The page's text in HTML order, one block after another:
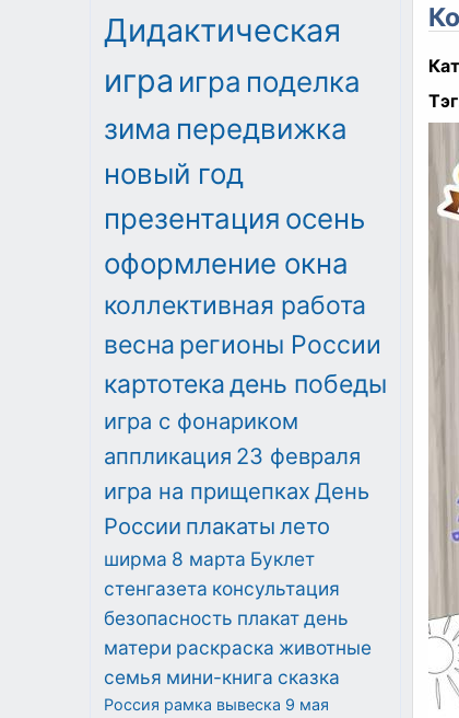
Дидактическая
игра игра поделка
зима передвижка
новый год
презентация осень
оформление окна
коллективная работа
весна регионы России
картотекадень победы
игра с фонариком
аппликация 23 февраля
игра на прищепках День
России плакаты лето
ширма 8 марта Буклет
стенгазета консультация
безопасность плакатдень
матери раскраска животные
семья мини-книга сказка
Россия рамка вывеска 9 мая